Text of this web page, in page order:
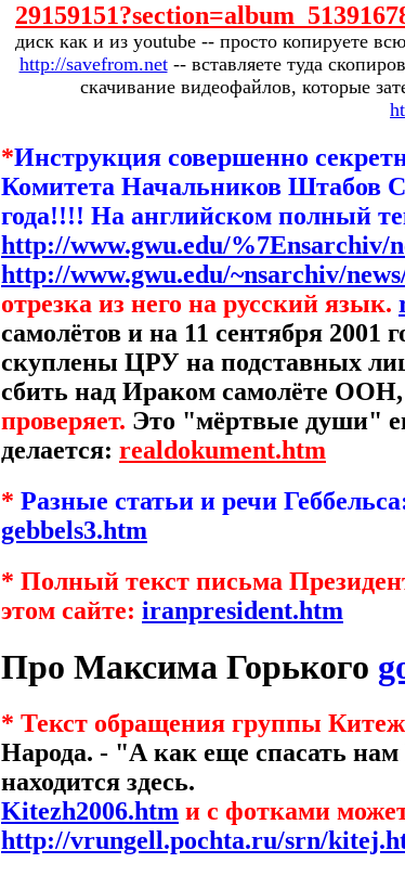
диск как и из youtube -- просто копируете
http://savefrom.net-- вставляете туда
скачивание видеофайлов, которые
*Инструкция совершенно
Комитета Начальников Штабов
года!!!! На английском полный
http://www.gwu.edu/%7Ensarchiv/
http://www.gwu.edu/~nsarchiv/
отрезка из него на русский язык.
самолётов и на 11 сентября 2001
скуплены ЦРУ на подставных
сбить над Ираком самолёте
проверяет. Это "мёртвые души"
делается: realdokument.htm
* Разные статьи и речи
gebbels3.htm
* Полный текст письма
этом сайте: iranpresident.htm
Про Максима Горького
* Текст обращения группы
Народа. - "А как еще спасать
находится здесь.
Kitezh2006.htm и с фотками
http://vrungell.pochta.ru/srn/